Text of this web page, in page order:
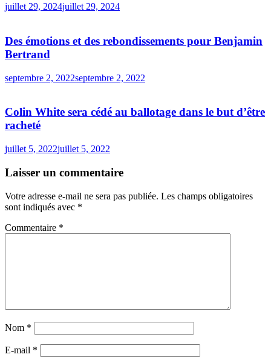
juillet 29, 2024juillet 29, 2024
Des émotions et des rebondissements pour Benjamin
Bertrand
septembre 2, 2022septembre 2, 2022
Colin White sera cédé au ballotage dans le but d’être
racheté
juillet 5, 2022juillet 5, 2022
Laisser un commentaire
Votre adresse e-mail ne sera pas publiée. Les champs obligatoires
sont indiqués avec *
Commentaire *
Nom *
E-mail *